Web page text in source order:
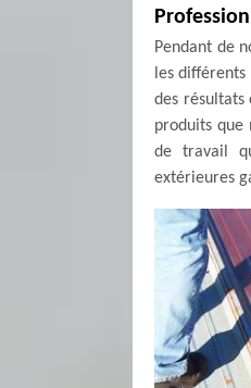
Pendant de
les
des résultats
produits
de travail
extérieures